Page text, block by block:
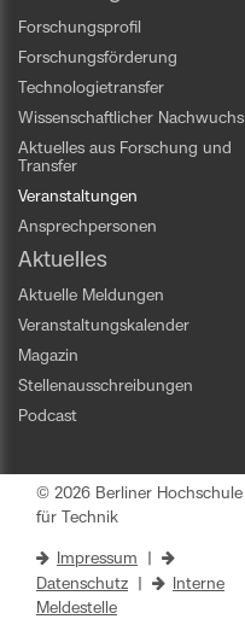
Forschungsprofil
Forschungsförderung
Technologietransfer
Wissenschaftlicher Nachwuchs
Aktuelles aus Forschung und
Transfer
Veranstaltungen
Ansprechpersonen
Aktuelles
Aktuelle Meldungen
Veranstaltungskalender
Magazin
Stellenausschreibungen
Podcast
© 2026 Berliner Hochschule
für Technik
Impressum
Datenschutz
Interne
Meldestelle